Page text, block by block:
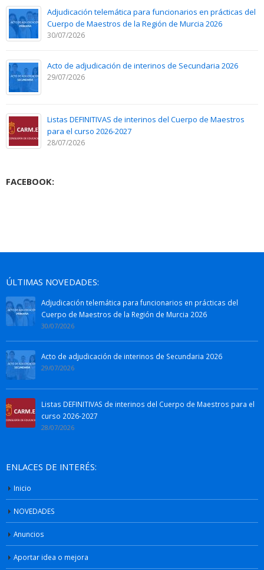
Adjudicación telemática para funcionarios en prácticas del
Cuerpo de Maestros de la Región de Murcia 2026
30/07/2026
Acto de adjudicación de interinos de Secundaria 2026
29/07/2026
Listas DEFINITIVAS de interinos del Cuerpo de Maestros
para el curso 2026-2027
28/07/2026
FACEBOOK:
ÚLTIMAS NOVEDADES:
Adjudicación telemática para funcionarios en prácticas del
Cuerpo de Maestros de la Región de Murcia 2026
30/07/2026
Acto de adjudicación de interinos de Secundaria 2026
29/07/2026
Listas DEFINITIVAS de interinos del Cuerpo de Maestros para el
curso 2026-2027
28/07/2026
ENLACES DE INTERÉS:
Inicio
NOVEDADES
Anuncios
Aportar idea o mejora